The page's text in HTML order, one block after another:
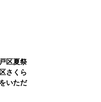
区夏祭
さくら
いただ